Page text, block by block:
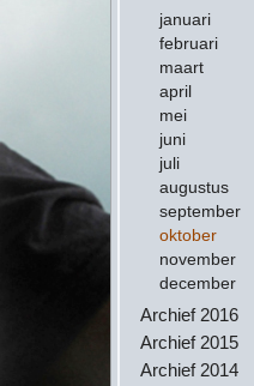
januari
februari
maart
april
mei
juni
juli
augustus
september
oktober
november
december
Archief 2016
Archief 2015
Archief 2014